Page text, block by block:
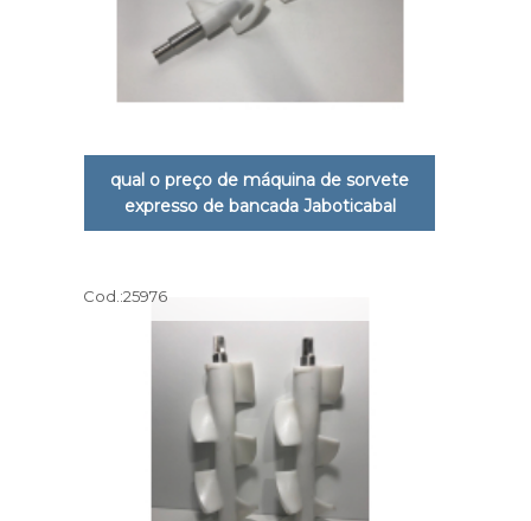
qual o preço de máquina de sorvete
expresso de bancada Jaboticabal
Cod.:25976